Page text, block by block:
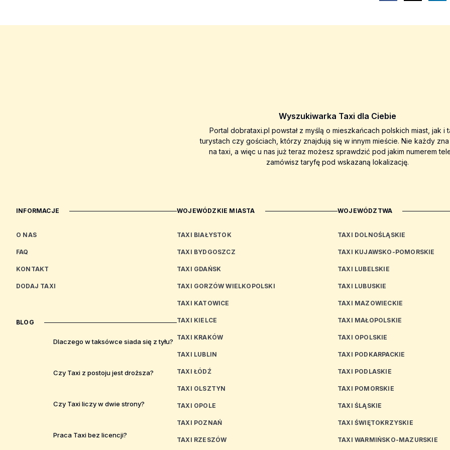
Wyszukiwarka Taxi dla Ciebie
Portal dobrataxi.pl powstał z myślą o mieszkańcach polskich miast, jak i
turystach czy gościach, którzy znajdują się w innym mieście. Nie każdy
na taxi, a więc u nas już teraz możesz sprawdzić pod jakim numerem
zamówisz taryfę pod wskazaną lokalizację.
INFORMACJE
O NAS
FAQ
KONTAKT
DODAJ TAXI
BLOG
Dlaczego w taksówce siada się z tyłu?
Czy Taxi z postoju jest droższa?
Czy Taxi liczy w dwie strony?
Praca Taxi bez licencji?
WOJEWÓDZKIE MIASTA
TAXI BIAŁYSTOK
TAXI BYDGOSZCZ
TAXI GDAŃSK
TAXI GORZÓW WIELKOPOLSKI
TAXI KATOWICE
TAXI KIELCE
TAXI KRAKÓW
TAXI LUBLIN
TAXI ŁÓDŹ
TAXI OLSZTYN
TAXI OPOLE
TAXI POZNAŃ
TAXI RZESZÓW
WOJEWÓDZTWA
TAXI DOLNOŚLĄSKIE
TAXI KUJAWSKO-POMORSKIE
TAXI LUBELSKIE
TAXI LUBUSKIE
TAXI MAZOWIECKIE
TAXI MAŁOPOLSKIE
TAXI OPOLSKIE
TAXI PODKARPACKIE
TAXI PODLASKIE
TAXI POMORSKIE
TAXI ŚLĄSKIE
TAXI ŚWIĘTOKRZYSKIE
TAXI WARMIŃSKO-MAZURSKIE